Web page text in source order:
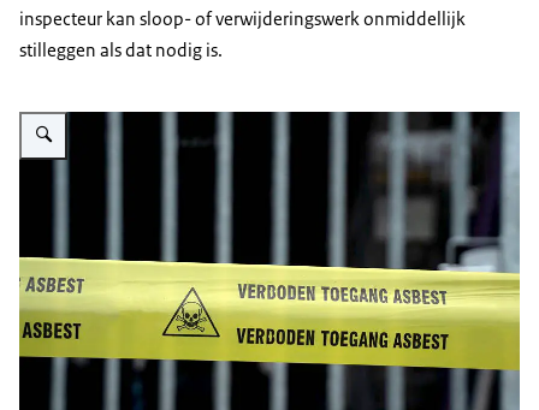
inspecteur kan sloop- of verwijderingswerk onmiddellijk
stilleggen als dat nodig is.
Vergroot afbeelding Lint verboden toegang asbest